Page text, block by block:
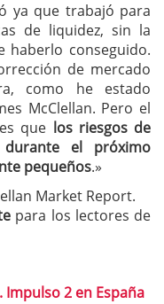
ya que trabajó para
de liquidez, sin la
haberlo conseguido.
de mercado
como he estado
McClellan. Pero el
que los riesgos de
el próximo
pequeños.»
Market Report.
para los lectores de
Impulso 2 en España